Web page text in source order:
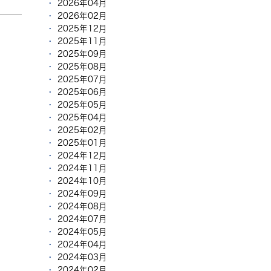
2026年04月
2026年02月
2025年12月
2025年11月
2025年09月
2025年08月
2025年07月
2025年06月
2025年05月
2025年04月
2025年02月
2025年01月
2024年12月
2024年11月
2024年10月
2024年09月
2024年08月
2024年07月
2024年05月
2024年04月
2024年03月